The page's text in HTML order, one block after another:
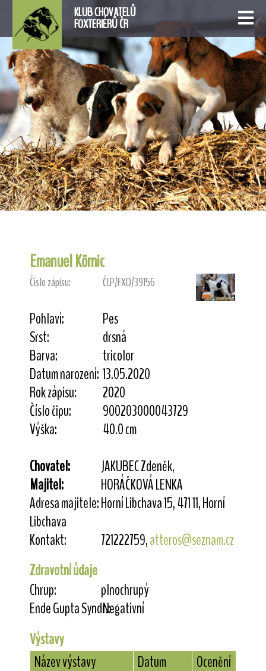
KLUB CHOVATELŮ
FOXTERIÉRŮ ČR
Emanuel Körnic
Číslo zápisu: ČLP/FXD/39156
Pohlaví:
Pes
Srst:
drsná
Barva:
tricolor
Datum narození: 13.05.2020
Rok zápisu:
2020
Číslo čipu:
900203000043729
Výška:
40.0 cm
Chovatel:
JAKUBEC Zdeněk,
Majitel:
HORÁČKOVÁ LENKA
Adresa majitele:Horní Libchava 15, 471 11, Horní
Libchava
Kontakt:
721222759,atteros@seznam.cz
Zdravotní údaje
Chrup:
plnochrupý
Ende Gupta Syndr.:Negativní
Výstavy
Název výstavy
Datum
Ocenění